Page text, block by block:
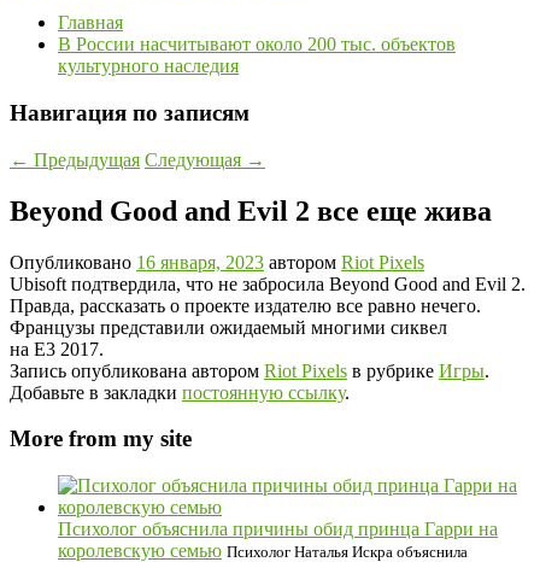
Главная
В России насчитывают около 200 тыс. объектов
культурного наследия
Навигация по записям
← Предыдущая Следующая →
Beyond Good and Evil 2 все еще жива
Опубликовано 16 января, 2023 автором Riot Pixels
Ubisoft подтвердила, что не забросила Beyond Good and Evil 2.
Правда, рассказать о проекте издателю все равно нечего.
Французы представили ожидаемый многими сиквел
на E3 2017.
Запись опубликована автором Riot Pixels в рубрике Игры.
Добавьте в закладки постоянную ссылку.
More from my site
Психолог объяснила причины обид принца Гарри на
королевскую семью Психолог Наталья Искра объяснила